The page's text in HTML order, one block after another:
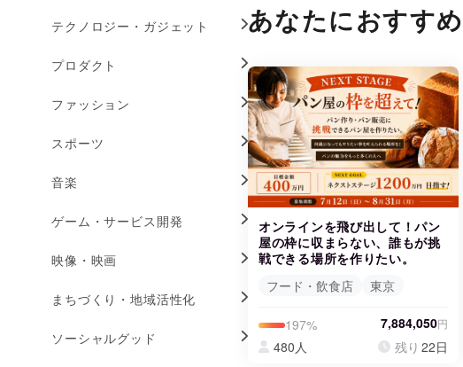
テクノロジー・ガジェット
プロダクト
ファッション
スポーツ
音楽
ゲーム・サービス開発
映像・映画
まちづくり・地域活性化
ソーシャルグッド
あなたにおすすめ
オンラインを飛び出して！パン
屋の枠に収まらない、誰もが挑
戦できる場所を作りたい。
フード・飲食店
東京
197% 7,884,050円
480人 残り 22日